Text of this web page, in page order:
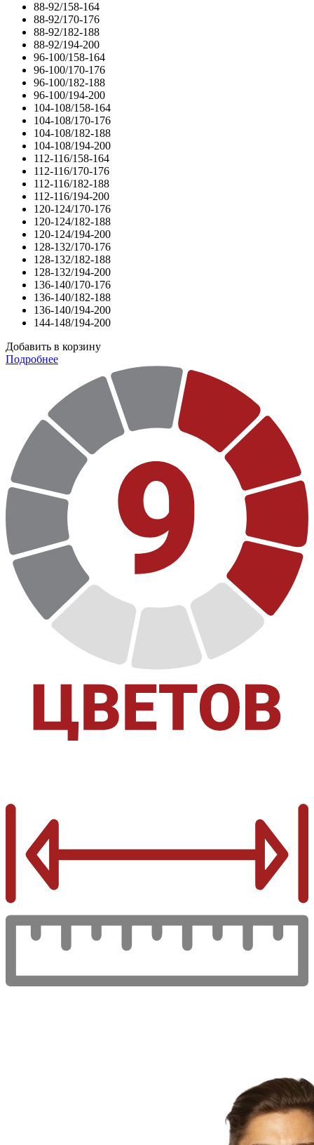
88-92/158-164
88-92/170-176
88-92/182-188
88-92/194-200
96-100/158-164
96-100/170-176
96-100/182-188
96-100/194-200
104-108/158-164
104-108/170-176
104-108/182-188
104-108/194-200
112-116/158-164
112-116/170-176
112-116/182-188
112-116/194-200
120-124/170-176
120-124/182-188
120-124/194-200
128-132/170-176
128-132/182-188
128-132/194-200
136-140/170-176
136-140/182-188
136-140/194-200
144-148/194-200
Добавить в корзину
Подробнее